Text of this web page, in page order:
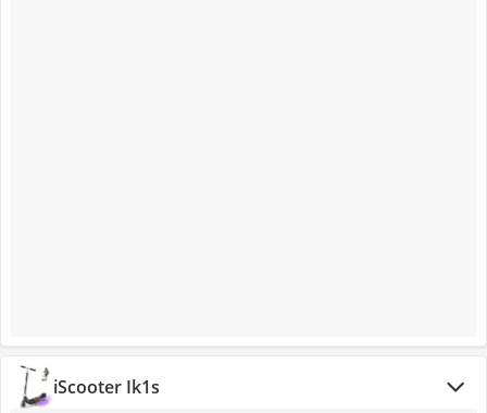
iScooter Ik1s